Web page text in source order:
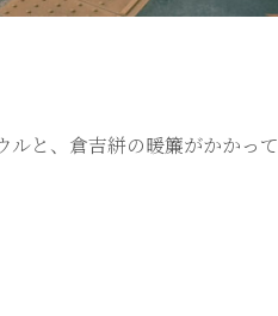
ルと、倉吉絣の暖簾がかかって